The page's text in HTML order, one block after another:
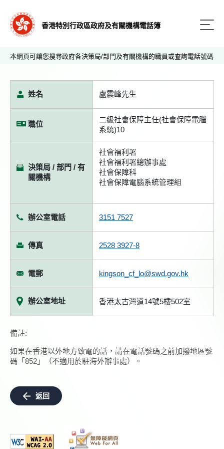
香港特別行政區政府及有關機構電話簿
本網頁可讓您搜尋政府各決策局/部門及有關機構的職員或查詢電話號碼
姓名 盧震峰先生
職位
二級社會保障主任(社會保障電腦
系統)10
決策局 / 部門 / 有
關機構
社會福利署
社會福利署總辦事處
社會保障科
社會保障電腦系統管理組
辦公室電話 3151 7527
傳真 2528 3927-8
電郵 kingson_cf_lo@swd.gov.hk
辦公室地址 香港太古灣道14號5樓502室
備註:
如果在香港以外地方致電的話，請在電話號碼之前加撥地區號
碼「852」（不適用於駐海外辦事處）。
返回